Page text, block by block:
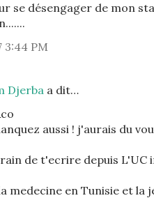
se désengager de mon
PM
Djerba a dit…
aussi ! j'aurais du
de t'ecrire depuis L'UC
medecine en Tunisie et la